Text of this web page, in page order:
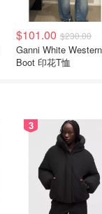
$101.00 $230.00
Ganni White Western
Boot 印花T恤
3